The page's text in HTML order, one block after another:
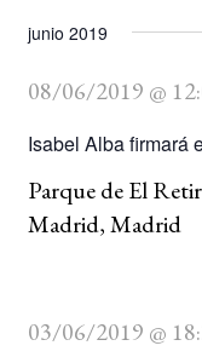
junio 2019
Isabel Alba firmará
08/06/2019 @
Parque de El
Madrid, Madrid
03/06/2019 @